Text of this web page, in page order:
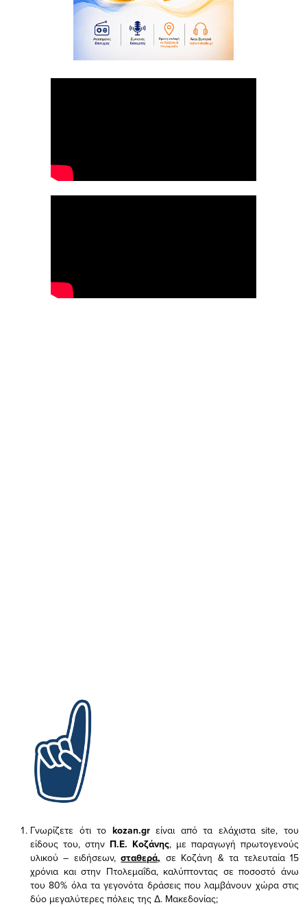
Γνωρίζετε ότι το kozan.gr είναι από τα ελάχισταsite, του
είδους του, στην Π.Ε. Κοζάνης, με παραγωγή πρωτογενούς
υλικού – ειδήσεων,σταθερά, σε Κοζάνη & τα τελευταία 15
χρόνια και στην Πτολεμαΐδα, καλύπτοντας σε ποσοστό άνω
του 80% όλα τα γεγονότα δράσεις που λαμβάνουν χώρα στις
δύο μεγαλύτερες πόλεις της Δ. Μακεδονίας;